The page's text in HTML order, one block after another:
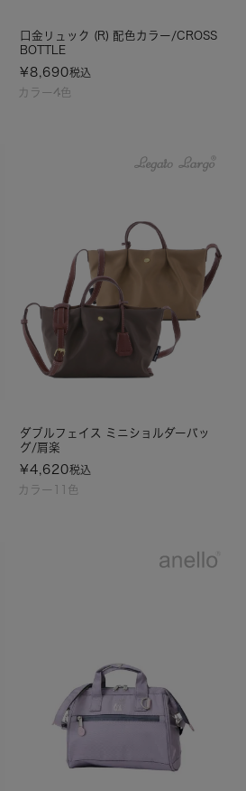
カラー4色
口金リュック (R) 配色カラー/CROSS
BOTTLE
¥8,690税込
カラー11色
ダブルフェイス ミニショルダーバッ
グ/肩楽
¥4,620税込